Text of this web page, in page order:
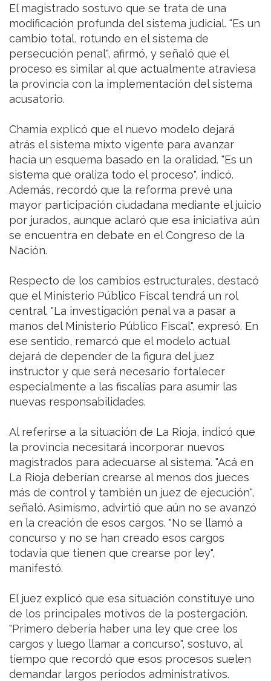
El magistrado sostuvo que se trata de una
modificación profunda del sistema judicial. "Es un
cambio total, rotundo en el sistema de
persecución penal", afirmó, y señaló que el
proceso es similar al que actualmente atraviesa
la provincia con la implementación del sistema
acusatorio.
Chamía explicó que el nuevo modelo dejará
atrás el sistema mixto vigente para avanzar
hacia un esquema basado en la oralidad. "Es un
sistema que oraliza todo el proceso", indicó.
Además, recordó que la reforma prevé una
mayor participación ciudadana mediante el juicio
por jurados, aunque aclaró que esa iniciativa aún
se encuentra en debate en el Congreso de la
Nación.
Respecto de los cambios estructurales, destacó
que el Ministerio Público Fiscal tendrá un rol
central. "La investigación penal va a pasar a
manos del Ministerio Público Fiscal", expresó. En
ese sentido, remarcó que el modelo actual
dejará de depender de la figura del juez
instructor y que será necesario fortalecer
especialmente a las fiscalías para asumir las
nuevas responsabilidades.
Al referirse a la situación de La Rioja, indicó que
la provincia necesitará incorporar nuevos
magistrados para adecuarse al sistema. "Acá en
La Rioja deberían crearse al menos dos jueces
más de control y también un juez de ejecución",
señaló. Asimismo, advirtió que aún no se avanzó
en la creación de esos cargos. "No se llamó a
concurso y no se han creado esos cargos
todavía que tienen que crearse por ley",
manifestó.
El juez explicó que esa situación constituye uno
de los principales motivos de la postergación.
"Primero debería haber una ley que cree los
cargos y luego llamar a concurso", sostuvo, al
tiempo que recordó que esos procesos suelen
demandar largos períodos administrativos.